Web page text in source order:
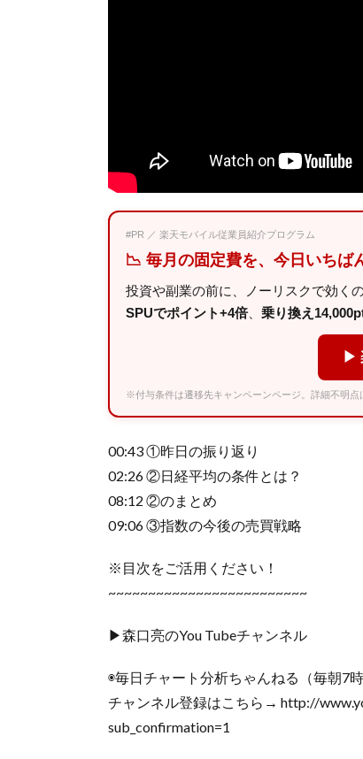
#PR ／ 楽天モバイル従業員紹介プログラム
📉 毎月の固定費を、今日いちば
投資や副業の前に、ノーリスクで効く
SPUでポイント+4倍
乗り換え
▶
※付与条件は遷移先キャンペーンページ。詳細不明点
00:43 ①昨日の振り返り
02:26 ②日経平均の条件とは？
08:12 ②のまとめ
09:06 ③指数の今後の売買戦略
※目次をご活用ください！
~~~~~~~~~~~~~~~~~~~~~~~~~
▶森口亮のYou Tubeチャンネル
◉毎日チャート分析ちゃんねる（毎朝7時
チャンネル登録はこちら→ http://
sub_confirmation=1